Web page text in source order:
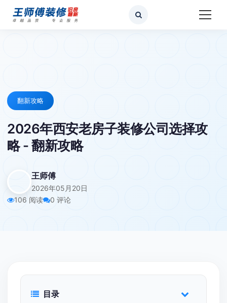
翻新攻略
2026年西安老房子装修公司选择攻
略 - 翻新攻略
王师傅
2026年05月20日
106 阅读
0 评论
目录